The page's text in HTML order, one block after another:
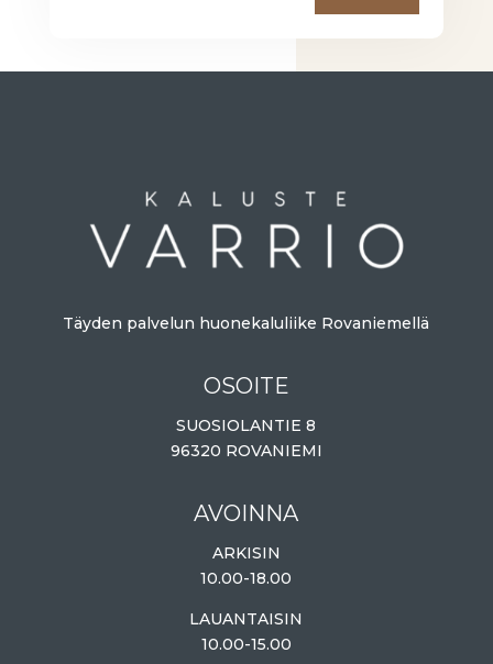
Täyden palvelun huonekaluliike Rovaniemellä
OSOITE
SUOSIOLANTIE 8
96320 ROVANIEMI
AVOINNA
ARKISIN
10.00-18.00
LAUANTAISIN
10.00-15.00